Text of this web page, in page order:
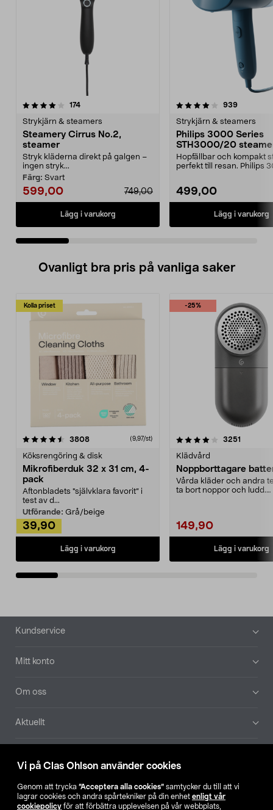
Vi på Clas Ohlson använder cookies
Genom att trycka ”Acceptera alla cookies” samtycker du till att vi
lagrar cookies och andra spårtekniker på din enhet enligt vår
cookiepolicy för att förbättra upplevelsen på vår webbplats,
174recensioner
Strykjärn & steamers
Steamery Cirrus No.2,
steamer
Stryk kläderna direkt på galgen –
ingen stryk...
Färg: Svart
599,00 749,00
Lägg i varukorg
4.0 av 5 stjärnor 939
Strykjärn & steamers
Philips 3000 Series
STH3000/20
Hopfällbar och kompakt
perfekt till resan. Philips
499,00
Lägg i varukorg
4.0 av 5 stjärnor
Ovanligt bra pris på vanliga saker
Kolla priset
3808recensioner (9,97/st)
Köksrengöring & disk
Mikrofiberduk 32 x 31 cm, 4-
pack
Aftonbladets "självklara favorit” i
test av d...
Utförande: Grå/beige
39,90
Lägg i varukorg
-25%
4.0av 5 stjärnor 3251
Klädvård
Noppborttagare
Vårda kläder och andra
ta bort noppor och ludd.
149,90
Lägg i varukorg
4.5av 5 stjärnor
Sidfot
Kundservice
Mitt konto
Om oss
Aktuellt
Hitta butik